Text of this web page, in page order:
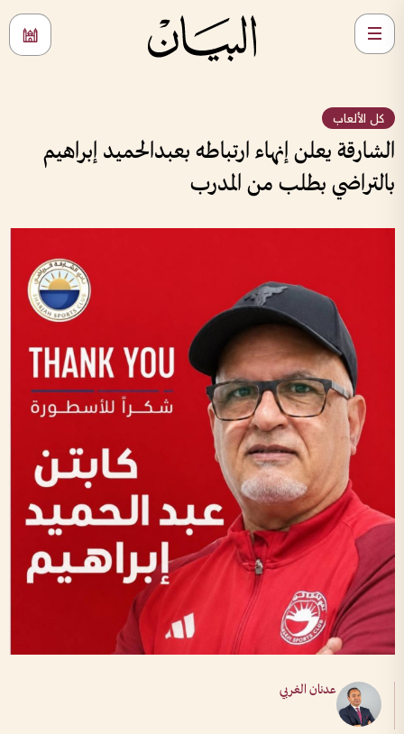
كل الألعاب
الشارقة يعلن إنهاء ارتباطه بعبدالحميد إبراهيم
بالتراضي بطلب من المدرب
عدنان الغربي